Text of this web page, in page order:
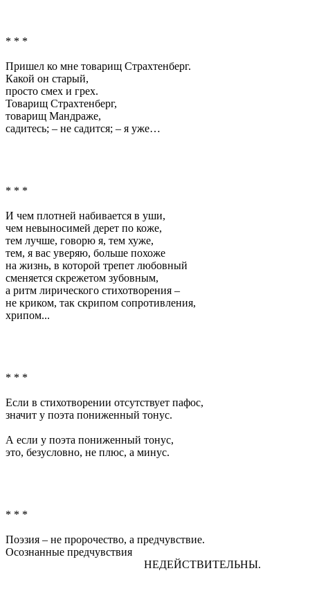
* * *
Пришел ко мне товарищ Страхтенберг.
Какой он старый,
просто смех и грех.
Товарищ Страхтенберг,
товарищ Мандраже,
садитесь; – не садится; – я уже…
* * *
И чем плотней набивается в уши,
чем невыносимей дерет по коже,
тем лучше, говорю я, тем хуже,
тем, я вас уверяю, больше похоже
на жизнь, в которой трепет любовный
сменяется скрежетом зубовным,
а ритм лирического стихотворения –
не криком, так скрипом сопротивления,
хрипом...
* * *
Если в стихотворении отсутствует пафос,
значит у поэта пониженный тонус.
А если у поэта пониженный тонус,
это, безусловно, не плюс, а минус.
* * *
Поэзия – не пророчество, а предчувствие.
Осознанные предчувствия
НЕДЕЙСТВИТЕЛЬНЫ.